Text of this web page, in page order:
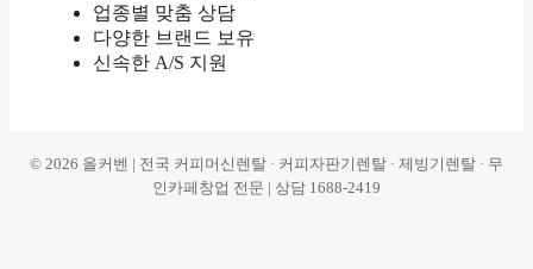
업종별 맞춤 상담
다양한 브랜드 보유
신속한 A/S 지원
© 2026 올커벤 | 전국 커피머신렌탈 · 커피자판기렌탈 · 제빙기렌탈 · 무
인카페창업 전문 | 상담 1688-2419